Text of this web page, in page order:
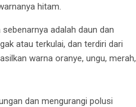
hitam.
adalah daun dan
atau terkulai, dan terdiri dari
warna oranye, ungu, merah,
dan mengurangi polusi